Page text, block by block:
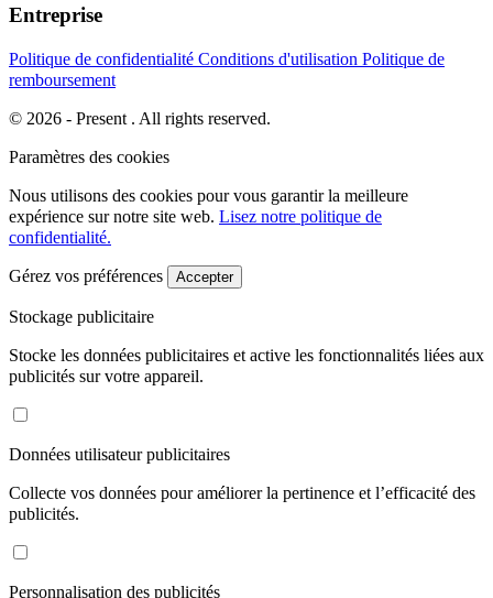
Entreprise
Politique de confidentialité Conditions d'utilisation Politique de
remboursement
© 2026 - Present . All rights reserved.
Paramètres des cookies
Nous utilisons des cookies pour vous garantir la meilleure
expérience sur notre site web. Lisez notre politique de
confidentialité.
Gérez vos préférences Accepter
Stockage publicitaire
Stocke les données publicitaires et active les fonctionnalités liées aux
publicités sur votre appareil.
Données utilisateur publicitaires
Collecte vos données pour améliorer la pertinence et l’efficacité des
publicités.
Personnalisation des publicités